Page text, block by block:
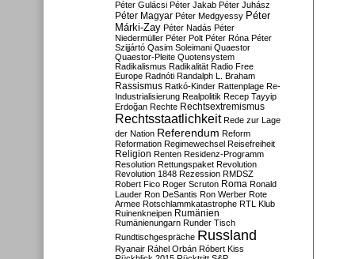
Péter Gulácsi Péter Jakab Péter Juhász
Péter Magyar Péter Medgyessy Péter
Márki-Zay Péter Nadás Péter
Niedermüller Péter Polt Péter Róna Péter
Szijjártó Qasim Soleimani Quaestor
Quaestor-Pleite Quotensystem
Radikalismus Radikalität Radio Free
Europe Radnóti Randalph L. Braham
Rassismus Ratkó-Kinder Rattenplage Re-
Industrialisierung Realpolitik Recep Tayyip
Erdoğan Rechte Rechtsextremismus
Rechtsstaatlichkeit Rede zur Lage
der Nation Referendum Reform
Reformation Regimewechsel Reisefreiheit
Religion Renten Residenz-Programm
Resolution Rettungspaket Revolution
Revolution 1848 Rezession RMDSZ
Robert Fico Roger Scruton Roma Ronald
Lauder Ron DeSantis Ron Werber Rote
Armee Rotschlammkatastrophe RTL Klub
Ruinenkneipen Rumänien
Rumänienungarn Runder Tisch
Rundtischgespräche Russland
Ryanair Ráhel Orbán Róbert Kiss